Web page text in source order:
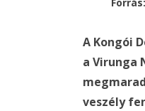
Forrás:
A Kongói
a Virunga
veszély